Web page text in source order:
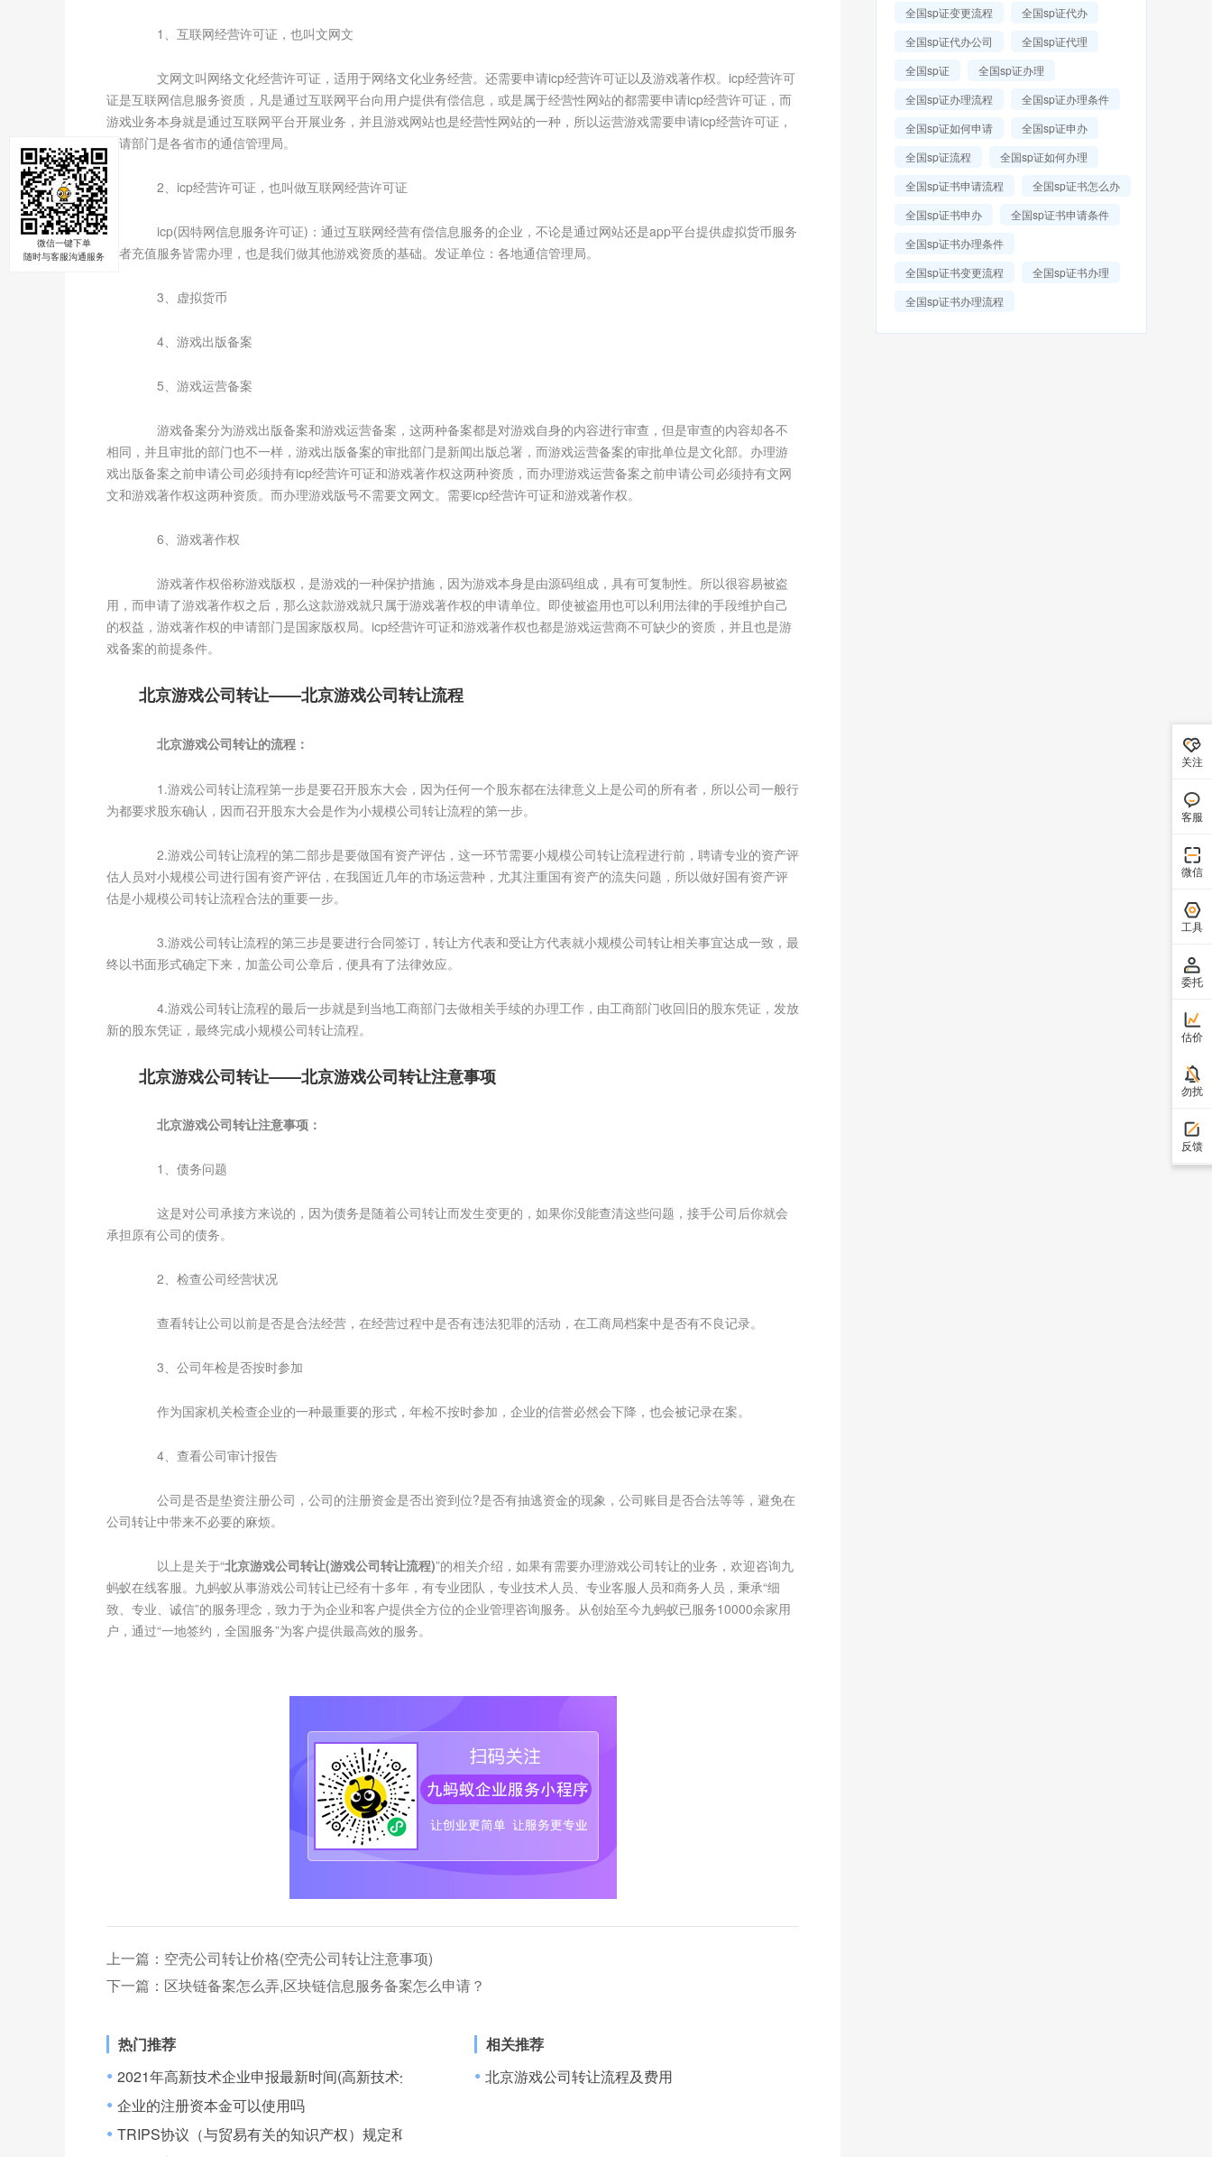
1、互联网经营许可证，也叫文网文
文网文叫网络文化经营许可证，适用于网络文化业务经营。还需要申请icp经营许可证以及游戏著作权。icp经营许可
证是互联网信息服务资质，凡是通过互联网平台向用户提供有偿信息，或是属于经营性网站的都需要申请icp经营许可证，而
游戏业务本身就是通过互联网平台开展业务，并且游戏网站也是经营性网站的一种，所以运营游戏需要申请icp经营许可证，
申请部门是各省市的通信管理局。
2、icp经营许可证，也叫做互联网经营许可证
icp(因特网信息服务许可证)：通过互联网经营有偿信息服务的企业，不论是通过网站还是app平台提供虚拟货币服务
或者充值服务皆需办理，也是我们做其他游戏资质的基础。发证单位：各地通信管理局。
3、虚拟货币
4、游戏出版备案
5、游戏运营备案
游戏备案分为游戏出版备案和游戏运营备案，这两种备案都是对游戏自身的内容进行审查，但是审查的内容却各不
相同，并且审批的部门也不一样，游戏出版备案的审批部门是新闻出版总署，而游戏运营备案的审批单位是文化部。办理游
戏出版备案之前申请公司必须持有icp经营许可证和游戏著作权这两种资质，而办理游戏运营备案之前申请公司必须持有文网
文和游戏著作权这两种资质。而办理游戏版号不需要文网文。需要icp经营许可证和游戏著作权。
6、游戏著作权
游戏著作权俗称游戏版权，是游戏的一种保护措施，因为游戏本身是由源码组成，具有可复制性。所以很容易被盗
用，而申请了游戏著作权之后，那么这款游戏就只属于游戏著作权的申请单位。即使被盗用也可以利用法律的手段维护自己
的权益，游戏著作权的申请部门是国家版权局。icp经营许可证和游戏著作权也都是游戏运营商不可缺少的资质，并且也是游
戏备案的前提条件。
北京游戏公司转让——北京游戏公司转让流程
北京游戏公司转让的流程：
1.游戏公司转让流程第一步是要召开股东大会，因为任何一个股东都在法律意义上是公司的所有者，所以公司一般行
为都要求股东确认，因而召开股东大会是作为小规模公司转让流程的第一步。
2.游戏公司转让流程的第二部步是要做国有资产评估，这一环节需要小规模公司转让流程进行前，聘请专业的资产评
估人员对小规模公司进行国有资产评估，在我国近几年的市场运营种，尤其注重国有资产的流失问题，所以做好国有资产评
估是小规模公司转让流程合法的重要一步。
3.游戏公司转让流程的第三步是要进行合同签订，转让方代表和受让方代表就小规模公司转让相关事宜达成一致，最
终以书面形式确定下来，加盖公司公章后，便具有了法律效应。
4.游戏公司转让流程的最后一步就是到当地工商部门去做相关手续的办理工作，由工商部门收回旧的股东凭证，发放
新的股东凭证，最终完成小规模公司转让流程。
北京游戏公司转让——北京游戏公司转让注意事项
北京游戏公司转让注意事项：
1、债务问题
这是对公司承接方来说的，因为债务是随着公司转让而发生变更的，如果你没能查清这些问题，接手公司后你就会
承担原有公司的债务。
2、检查公司经营状况
查看转让公司以前是否是合法经营，在经营过程中是否有违法犯罪的活动，在工商局档案中是否有不良记录。
3、公司年检是否按时参加
作为国家机关检查企业的一种最重要的形式，年检不按时参加，企业的信誉必然会下降，也会被记录在案。
4、查看公司审计报告
公司是否是垫资注册公司，公司的注册资金是否出资到位?是否有抽逃资金的现象，公司账目是否合法等等，避免在
公司转让中带来不必要的麻烦。
以上是关于“北京游戏公司转让(游戏公司转让流程)”的相关介绍，如果有需要办理游戏公司转让的业务，欢迎咨询九
蚂蚁在线客服。九蚂蚁从事游戏公司转让已经有十多年，有专业团队，专业技术人员、专业客服人员和商务人员，秉承“细
致、专业、诚信”的服务理念，致力于为企业和客户提供全方位的企业管理咨询服务。从创始至今九蚂蚁已服务10000余家用
户，通过“一地签约，全国服务”为客户提供最高效的服务。
上一篇： 空壳公司转让价格(空壳公司转让注意事项)
下一篇： 区块链备案怎么弄,区块链信息服务备案怎么申请？
热门推荐
● 2021年高新技术企业申报最新时间(高新技术企业自己可以申报吗)
● 企业的注册资本金可以使用吗
● TRIPS协议（与贸易有关的知识产权）规定和基本原则
相关推荐
● 北京游戏公司转让流程及费用
全国sp证变更流程
全国sp证代办
全国sp证代办公司
全国sp证代理
全国sp证
全国sp证办理
全国sp证办理流程
全国sp证办理条件
全国sp证如何申请
全国sp证申办
全国sp证流程
全国sp证如何办理
全国sp证书申请流程
全国sp证书怎么办
全国sp证书申办
全国sp证书申请条件
全国sp证书办理条件
全国sp证书变更流程
全国sp证书办理
全国sp证书办理流程
微信一键下单
随时与客服沟通服务
关注
客服
微信
工具
委托
估价
勿扰
反馈